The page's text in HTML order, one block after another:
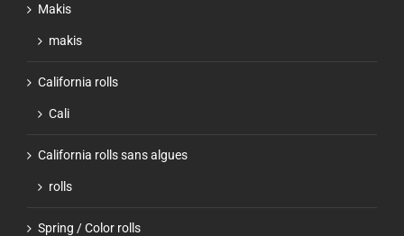
Makis
makis
California rolls
Cali
California rolls sans algues
rolls
Spring / Color rolls